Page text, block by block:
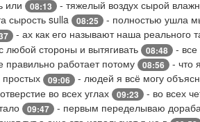
или
08:13 - тяжелый воздух сырой
сырость sulla
08:25 - полностью ушла
- ах как его называют наша реального
любой стороны и вытягивать 08:48 -
правильно работает потому 08:56 - что
09:06 - людей я всё могу
во всех углах 09:23 - во всех
09:47 - первым переделываю